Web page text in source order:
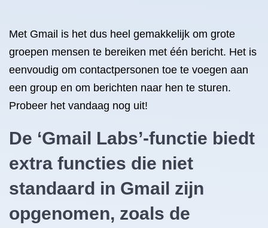
Met Gmail is het dus heel gemakkelijk om grote
groepen mensen te bereiken met één bericht. Het is
eenvoudig om contactpersonen toe te voegen aan
een group en om berichten naar hen te sturen.
Probeer het vandaag nog uit!
De ‘Gmail Labs’-functie biedt
extra functies die niet
standaard in Gmail zijn
opgenomen, zoals de